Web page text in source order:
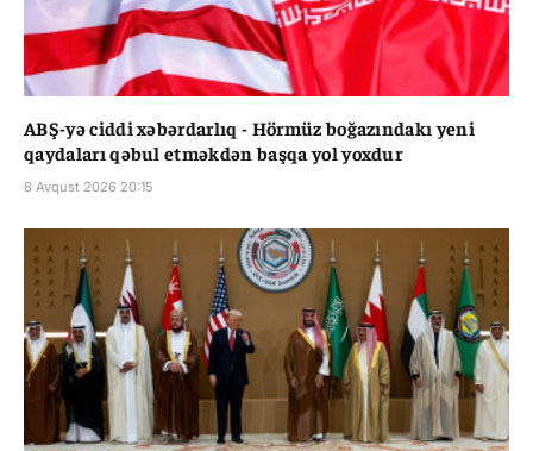
ABŞ-yə ciddi xəbərdarlıq - Hörmüz boğazındakı yeni
qaydaları qəbul etməkdən başqa yol yoxdur
8 Avqust 2026 20:15